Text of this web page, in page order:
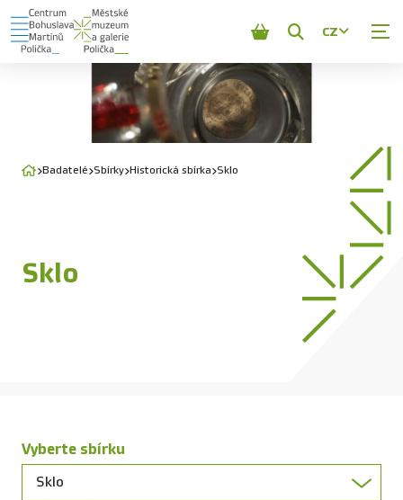
Zobrazit
vyhledávání
CZ
Badatelé Sbírky Historická sbírka Sklo
Sklo
Vyberte sbírku